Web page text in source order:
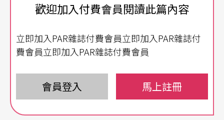
歡迎加入付費會員閱讀此篇內容
立即加入PAR雜誌付費會員立即加入PAR雜誌付
費會員立即加入PAR雜誌付費會員
會員登入 馬上註冊